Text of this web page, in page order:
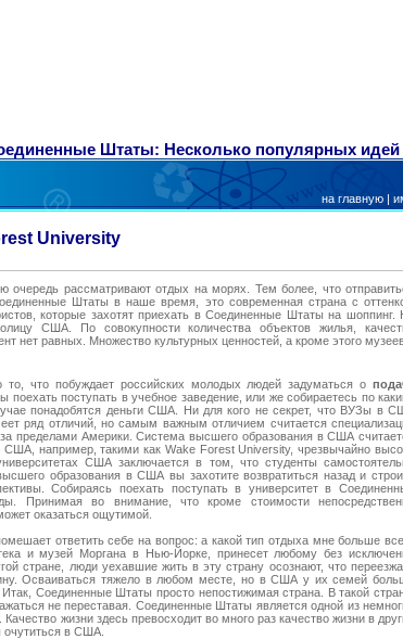
Штаты: Несколько популярных идей
на главную |
University
рассматривают отдых на морях. Тем более, что
Штаты в наше время, это современная страна с
которые захотят приехать в Соединенные Штаты на шоппинг.
США. По совокупности количества объектов жилья,
нет равных. Множество культурных ценностей, а кроме этого
что побуждает российских молодых людей задуматься о
поехать поступать в учебное заведение, или же собираетесь по
понадобятся деньги США. Ни для кого не секрет, что ВУЗы в
ряд отличий, но самым важным отличием считается
пределами Америки. Система высшего образования в США
например, такими как Wake Forest University, чрезвычайно
США заключается в том, что студенты
образования в США вы захотите возвратиться назад и
Собираясь поехать поступать в университет в
Принимая во внимание, что кроме стоимости
оказаться ощутимой.
ответить себе на вопрос: а какой тип отдыха мне больше
и музей Моргана в Нью-Йорке, принесет любому без
стране, люди уехавшие жить в эту страну осознают, что
Осваиваться тяжело в любом месте, но в США у их семей
Соединенные Штаты просто непостижимая страна. В такой
не переставая. Соединенные Штаты является одной из
жизни здесь превосходит во много раз качество жизни в
очутиться в США.